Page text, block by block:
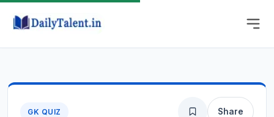
GK QUIZ Share